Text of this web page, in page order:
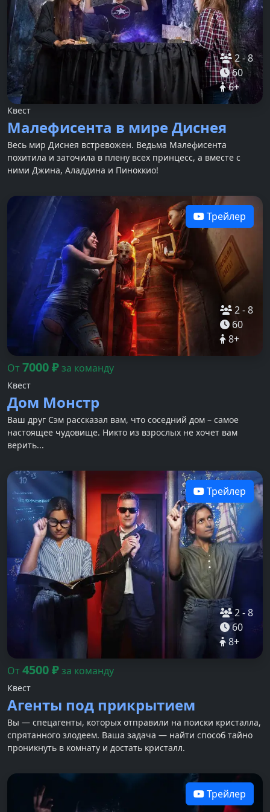
2-8
60
6+
Квест
Малефисента в мире Диснея
Весь мир Диснея встревожен. Ведьма Малефисента
похитила и заточила в плену всех принцесс, а вместе с
ними Джина, Аладдина и Пиноккио!
2-8
60
8+
Трейлер
От7000₽за команду
Квест
Дом Монстр
Ваш друг Сэм рассказал вам, что соседний дом – самое
настоящее чудовище. Никто из взрослых не хочет вам
верить...
2-8
60
8+
Трейлер
От4500₽за команду
Квест
Агенты под прикрытием
Вы — спецагенты, которых отправили на поиски кристалла,
спрятанного злодеем. Ваша задача — найти способ тайно
проникнуть в комнату и достать кристалл.
Трейлер